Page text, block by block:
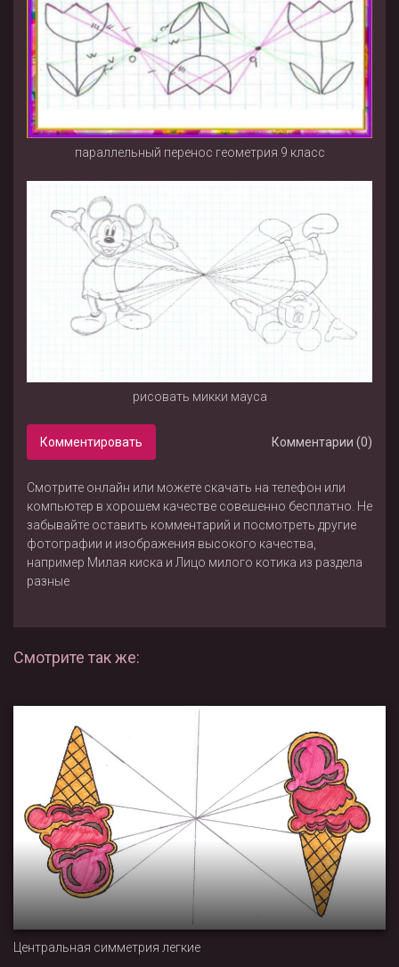
параллельный перенос геометрия 9 класс
рисовать микки мауса
Комментировать Комментарии (0)
Смотрите онлайн или можете скачать на телефон или
компьютер в хорошем качестве совешенно бесплатно. Не
забывайте оставить комментарий и посмотреть другие
фотографии и изображения высокого качества,
например Милая киска и Лицо милого котика из раздела
разные
Смотрите так же:
Центральная симметрия легкие